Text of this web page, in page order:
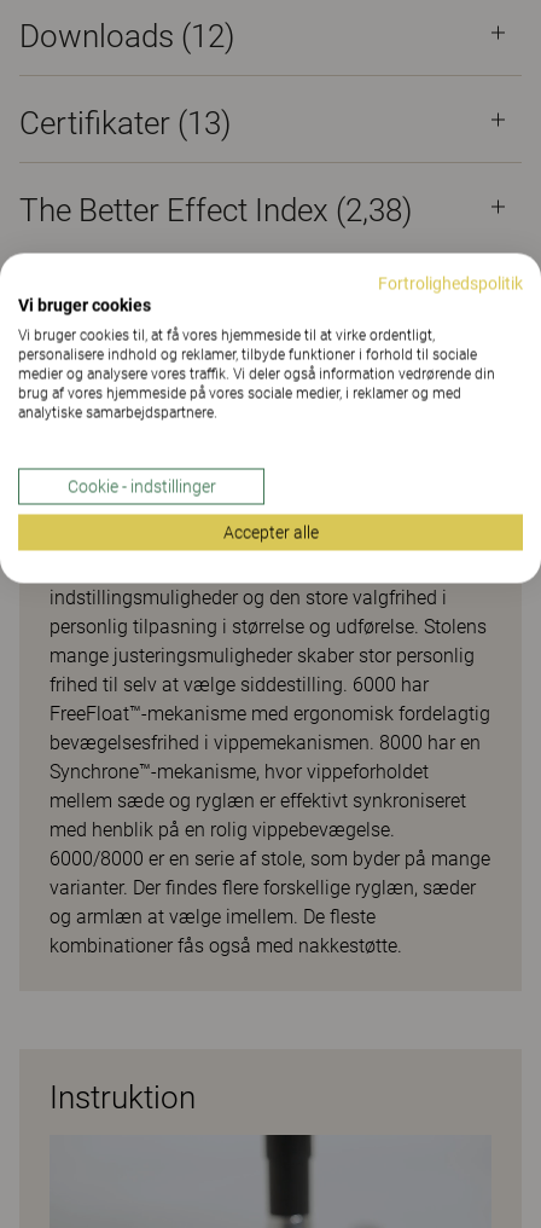
Downloads (12)
Certifikater (13)
The Better Effect Index (2,38)
Kontorstol – populær
gennem flere årtier
mest populære kontorstole. Siden lanceringen er de
solgt i mere end to millioner eksemplarer. En af
grundene til succesen er kombinationen af tidløst
indstillingsmuligheder og den store valgfrihed i
personlig tilpasning i størrelse og udførelse. Stolens
mange justeringsmuligheder skaber stor personlig
frihed til selv at vælge siddestilling. 6000 har
FreeFloat™-mekanisme med ergonomisk fordelagtig
bevægelsesfrihed i vippemekanismen. 8000 har en
Synchrone™-mekanisme, hvor vippeforholdet
mellem sæde og ryglæn er effektivt synkroniseret
med henblik på en rolig vippebevægelse.
6000/8000 er en serie af stole, som byder på mange
varianter. Der findes flere forskellige ryglæn, sæder
og armlæn at vælge imellem. De fleste
kombinationer fås også med nakkestøtte.
Instruktion
Fortrolighedspolitik
Vi bruger cookies
Vi bruger cookies til, at få vores hjemmeside til at virke ordentligt,
personalisere indhold og reklamer, tilbyde funktioner i forhold til sociale
medier og analysere vores traffik. Vi deler også information vedrørende din
brug af vores hjemmeside på vores sociale medier, i reklamer og med
analytiske samarbejdspartnere.
Cookie - indstillinger
Accepter alle